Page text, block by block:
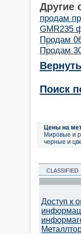
Другие
продам
GMR235
Продам
Продам
Поиск
Цены на
Мировые и
черные и
CLASSIFIED
Доступ к